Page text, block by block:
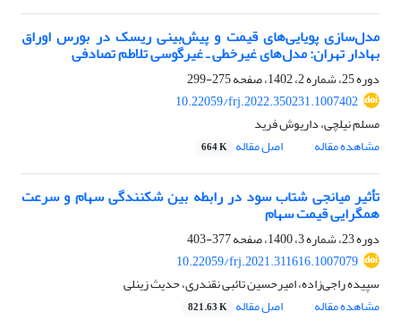
مدل‌‏سازی پویایی‌های قیمت و پیش‌بینی ریسک در بورس اوراق
بهادار تهران: مدل‌های غیرخطی ـ غیرگوسی تلاطم تصادفی
دوره 25، شماره 2، 1402، صفحه
275-299
10.22059/frj.2022.350231.1007402
مسلم نیلچی، داریوش فرید
مشاهده مقاله
اصل مقاله 664 K
تأثیر میانجی شتاب سود در رابطه بین شکنندگی سهام و سرعت
هم‎گرایی قیمت سهام
دوره 23، شماره 3، 1400، صفحه
377-403
10.22059/frj.2021.311616.1007079
سپیده راجی‌زاده، امیرحسین تائبی نقندری، حدیث زینلی
مشاهده مقاله
اصل مقاله 821.63 K